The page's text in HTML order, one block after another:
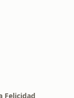
Felicidad